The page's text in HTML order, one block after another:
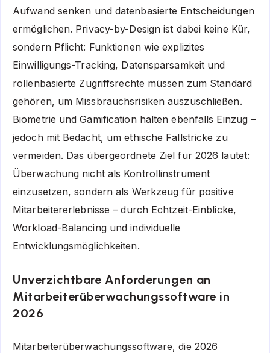
Aufwand senken und datenbasierte Entscheidungen
ermöglichen. Privacy-by-Design ist dabei keine Kür,
sondern Pflicht: Funktionen wie explizites
Einwilligungs-Tracking, Datensparsamkeit und
rollenbasierte Zugriffsrechte müssen zum Standard
gehören, um Missbrauchsrisiken auszuschließen.
Biometrie und Gamification halten ebenfalls Einzug –
jedoch mit Bedacht, um ethische Fallstricke zu
vermeiden. Das übergeordnete Ziel für 2026 lautet:
Überwachung nicht als Kontrollinstrument
einzusetzen, sondern als Werkzeug für positive
Mitarbeitererlebnisse – durch Echtzeit-Einblicke,
Workload-Balancing und individuelle
Entwicklungsmöglichkeiten.
Unverzichtbare Anforderungen an
Mitarbeiterüberwachungssoftware in
2026
Mitarbeiterüberwachungssoftware, die 2026